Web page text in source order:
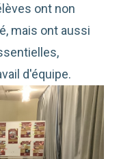
ont non
mais ont aussi
d'équipe.